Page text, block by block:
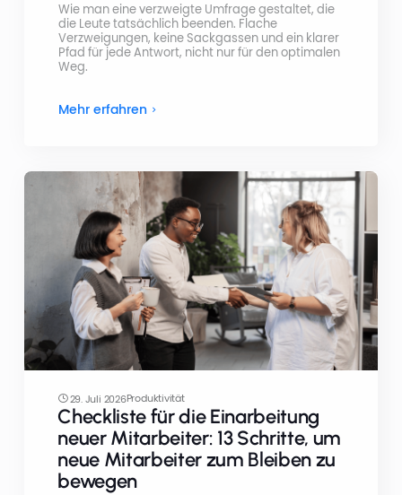
Wie man eine verzweigte Umfrage gestaltet, die
die Leute tatsächlich beenden. Flache
Verzweigungen, keine Sackgassen und ein klarer
Pfad für jede Antwort, nicht nur für den optimalen
Weg.
Mehr erfahren
29. Juli 2026Produktivität
Checkliste für die Einarbeitung
neuer Mitarbeiter: 13 Schritte, um
neue Mitarbeiter zum Bleiben zu
bewegen